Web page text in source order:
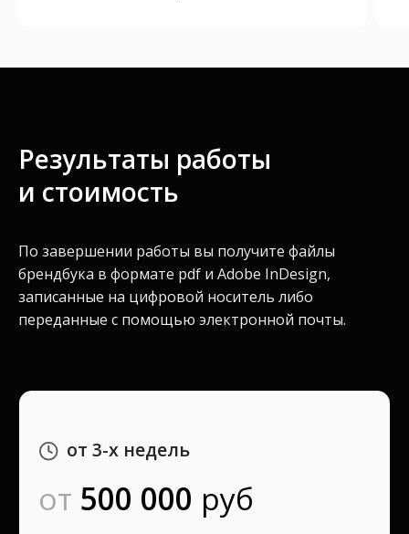
Результаты работы
и стоимость
По завершении работы вы получите файлы
брендбука в формате pdf и Adobe InDesign,
записанные на цифровой носитель либо
переданные с помощью электронной почты.